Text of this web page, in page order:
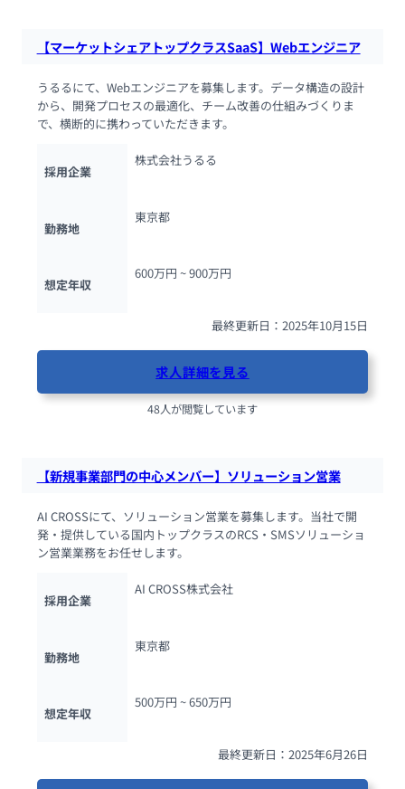
【マーケットシェアトップクラスSaaS】Webエンジニア
うるるにて、Webエンジニアを募集します。データ構造の設計
から、開発プロセスの最適化、チーム改善の仕組みづくりま
で、横断的に携わっていただきます。
採用企業
株式会社うるる
勤務地
東京都
想定年収
600万円 ~ 900万円
最終更新日：2025年10月15日
求人詳細を見る
48人が閲覧しています
【新規事業部門の中心メンバー】ソリューション営業
AI CROSSにて、ソリューション営業を募集します。当社で開
発・提供している国内トップクラスのRCS・SMSソリューショ
ン営業業務をお任せします。
採用企業
AI CROSS株式会社
勤務地
東京都
想定年収
500万円 ~ 650万円
最終更新日：2025年6月26日